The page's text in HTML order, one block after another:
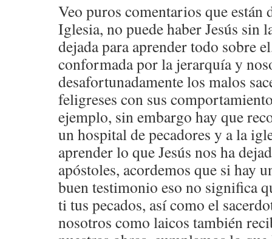
Veo puros comentarios que están
Iglesia, no puede haber Jesús sin
dejada para aprender todo sobre
conformada por la jerarquía y
desafortunadamente los malos
feligreses con sus
ejemplo, sin embargo hay que
un hospital de pecadores y a la
aprender lo que Jesús nos ha
apóstoles, acordemos que si hay
buen testimonio eso no significa
ti tus pecados, así como el
nosotros como laicos también